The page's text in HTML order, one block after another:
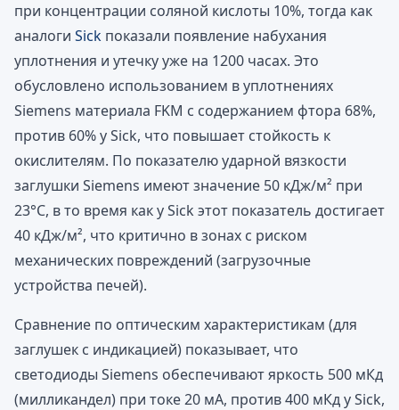
при концентрации соляной кислоты 10%, тогда как
аналоги Sick показали появление набухания
уплотнения и утечку уже на 1200 часах. Это
обусловлено использованием в уплотнениях
Siemens материала FKM с содержанием фтора 68%,
против 60% у Sick, что повышает стойкость к
окислителям. По показателю ударной вязкости
заглушки Siemens имеют значение 50 кДж/м² при
23°C, в то время как у Sick этот показатель достигает
40 кДж/м², что критично в зонах с риском
механических повреждений (загрузочные
устройства печей).
Сравнение по оптическим характеристикам (для
заглушек с индикацией) показывает, что
светодиоды Siemens обеспечивают яркость 500 мКд
(милликандел) при токе 20 мА, против 400 мКд у Sick,